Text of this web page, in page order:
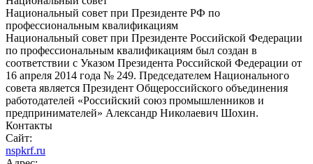
Национальный совет при Президенте РФ по
профессиональным квалификациям
Национальный совет при Президенте Российской Федерации
по профессиональным квалификациям был создан в
соответствии с Указом Президента Российской Федерации от
16 апреля 2014 года № 249. Председателем Национального
совета является Президент Общероссийского объединения
работодателей «Российский союз промышленников и
предпринимателей» Александр Николаевич Шохин.
Контакты
Сайт:
nspkrf.ru